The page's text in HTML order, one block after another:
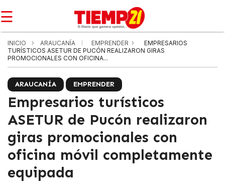
☰
INICIO ARAUCANÍA EMPRENDER
EMPRESARIOS
TURÍSTICOS ASETUR DE PUCÓN REALIZARON GIRAS
PROMOCIONALES CON OFICINA...
ARAUCANÍA EMPRENDER
Empresarios turísticos
ASETUR de Pucón realizaron
giras promocionales con
oficina móvil completamente
equipada